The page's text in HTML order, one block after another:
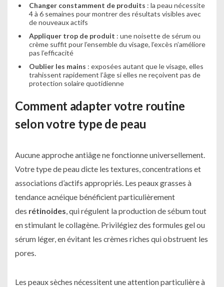
Changer constamment de produits : la peau nécessite
4 à 6 semaines pour montrer des résultats visibles avec
de nouveaux actifs
Appliquer trop de produit : une noisette de sérum ou
crème suffit pour l’ensemble du visage, l’excès n’améliore
pas l’efficacité
Oublier les mains : exposées autant que le visage, elles
trahissent rapidement l’âge si elles ne reçoivent pas de
protection solaire quotidienne
Comment adapter votre routine
selon votre type de peau
Aucune approche antiâge ne fonctionne universellement.
Votre type de peau dicte les textures, concentrations et
associations d’actifs appropriés. Les peaux grasses à
tendance acnéique bénéficient particulièrement
des rétinoides, qui régulent la production de sébum tout
en stimulant le collagène. Privilégiez des formules gel ou
sérum léger, en évitant les crèmes riches qui obstruent les
pores.
Les peaux sèches nécessitent une attention particulière à